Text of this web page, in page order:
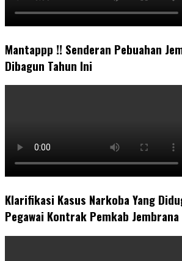
Mantappp !! Senderan Pebuahan
Dibagun Tahun Ini
Klarifikasi Kasus Narkoba Yang
Pegawai Kontrak Pemkab Jembrana